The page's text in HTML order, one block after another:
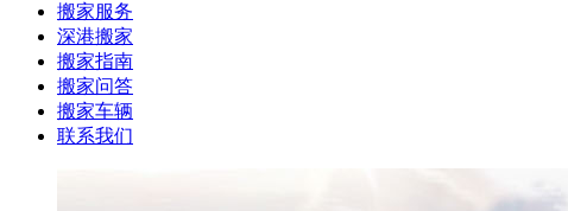
搬家服务
深港搬家
搬家指南
搬家问答
搬家车辆
联系我们